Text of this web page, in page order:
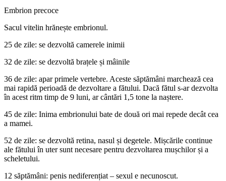
Embrion precoce
Sacul vitelin hrănește embrionul.
25 de zile: se dezvoltă camerele inimii
32 de zile: se dezvoltă brațele și mâinile
36 de zile: apar primele vertebre. Aceste săptămâni marchează cea
mai rapidă perioadă de dezvoltare a fătului. Dacă fătul s-ar dezvolta
în acest ritm timp de 9 luni, ar cântări 1,5 tone la naștere.
45 de zile: Inima embrionului bate de două ori mai repede decât cea
a mamei.
52 de zile: se dezvoltă retina, nasul și degetele. Mișcările continue
ale fătului în uter sunt necesare pentru dezvoltarea mușchilor și a
scheletului.
12 săptămâni: penis nediferențiat – sexul e necunoscut.